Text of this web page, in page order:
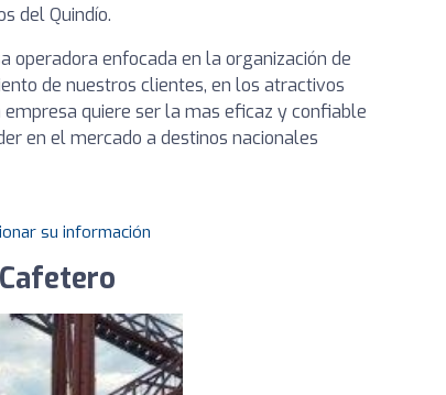
del Quindío.
operadora enfocada en la organización de
de nuestros clientes, en los atractivos
quiere ser la mas eficaz y confiable
en el mercado a destinos nacionales
su información